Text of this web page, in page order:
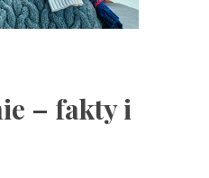
– fakty i